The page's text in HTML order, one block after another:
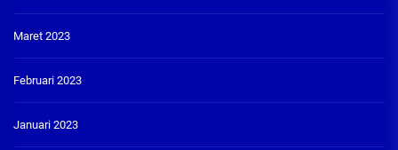
Maret 2023
Februari 2023
Januari 2023